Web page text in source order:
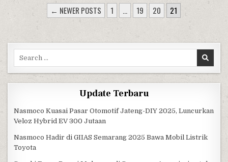
POSTS PAGINATION
← NEWER POSTS 1 … 19 20 21
Search for:
Update Terbaru
Nasmoco Kuasai Pasar Otomotif Jateng-DIY 2025, Luncurkan
Veloz Hybrid EV 300 Jutaan
Nasmoco Hadir di GIIAS Semarang 2025 Bawa Mobil Listrik
Toyota